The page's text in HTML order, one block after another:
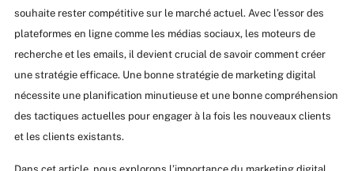
souhaite rester compétitive sur le marché actuel. Avec l’essor des
plateformes en ligne comme les médias sociaux, les moteurs de
recherche et les emails, il devient crucial de savoir comment créer
une stratégie efficace. Une bonne stratégie de marketing digital
nécessite une planification minutieuse et une bonne compréhension
des tactiques actuelles pour engager à la fois les nouveaux clients
et les clients existants.